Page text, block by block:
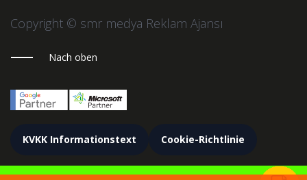
Copyright © smr medya Reklam Ajansı
Nach oben
KVKK Informationstext Cookie-Richtlinie